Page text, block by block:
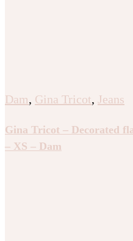
Dam, Gina Tricot, Jeans
Gina Tricot – Decorated
– XS – Dam